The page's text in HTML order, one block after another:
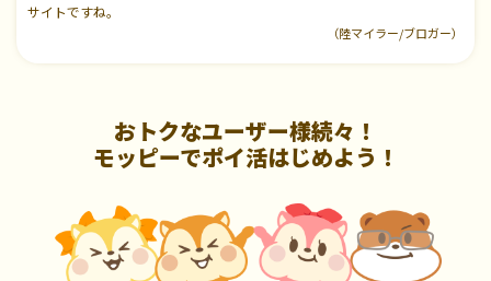
サイトですね。
（陸マイラー/ブロガー）
おトクなユーザー様続々！
モッピーでポイ活はじめよう！